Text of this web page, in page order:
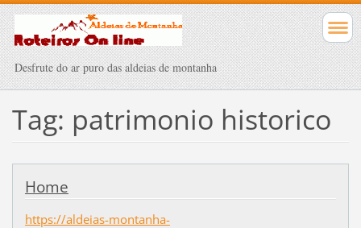
Desfrute do ar puro das aldeias de montanha
Tag: patrimonio historico
Home
https://aldeias-montanha-